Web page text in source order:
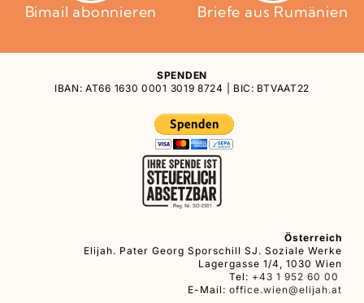
Bimail abonnieren Briefe aus Rumänien
SPENDEN
IBAN: AT66 1630 0001 3019 8724 | BIC: BTVAAT22
Österreich
Elijah. Pater Georg Sporschill SJ. Soziale Werke
Lagergasse 1/4, 1030 Wien
Tel: +43 1 952 60 00
E-Mail: office.wien@elijah.at